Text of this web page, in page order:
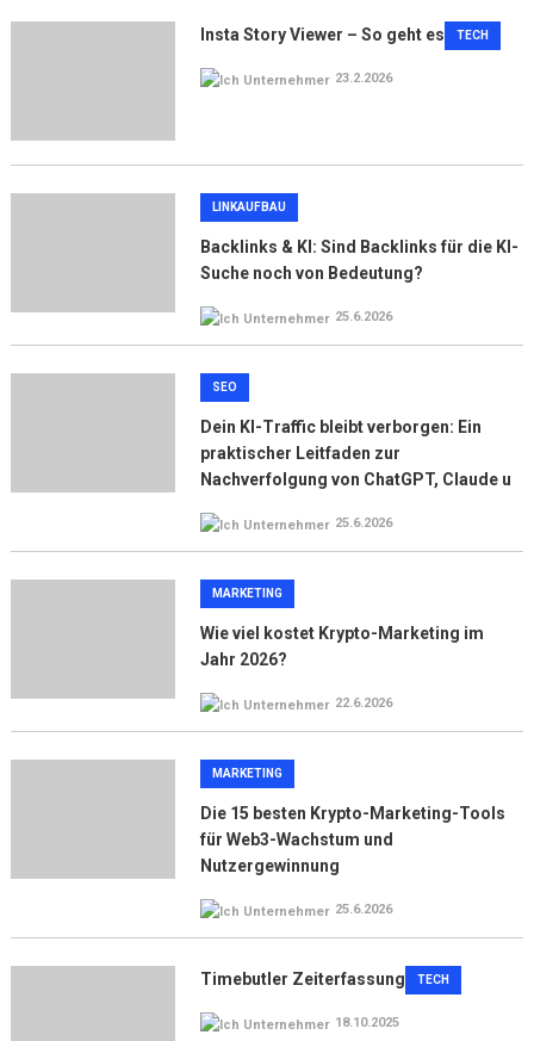
TECH
Insta Story Viewer – So geht es
23.2.2026
LINKAUFBAU
Backlinks & KI: Sind Backlinks für die KI-
Suche noch von Bedeutung?
25.6.2026
SEO
Dein KI-Traffic bleibt verborgen: Ein
praktischer Leitfaden zur
Nachverfolgung von ChatGPT, Claude u
25.6.2026
MARKETING
Wie viel kostet Krypto-Marketing im
Jahr 2026?
22.6.2026
MARKETING
Die 15 besten Krypto-Marketing-Tools
für Web3-Wachstum und
Nutzergewinnung
25.6.2026
TECH
Timebutler Zeiterfassung
18.10.2025